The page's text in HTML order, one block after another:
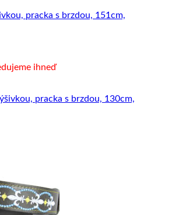
pracka s brzdou, 151cm,
ihneď